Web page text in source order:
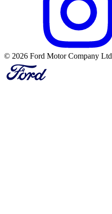
© 2026 Ford Motor Company Ltd